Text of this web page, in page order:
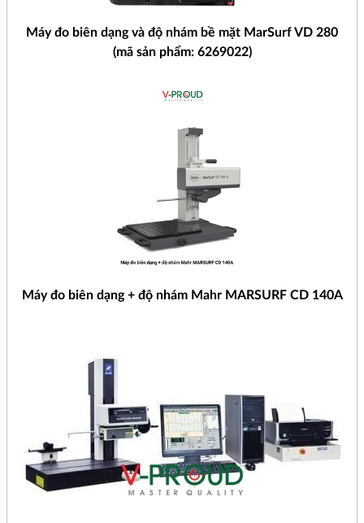
Máy đo biên dạng và độ nhám bề mặt MarSurf VD 280
(mã sản phẩm: 6269022)
Máy đo biên dạng + độ nhám Mahr MARSURF CD 140A